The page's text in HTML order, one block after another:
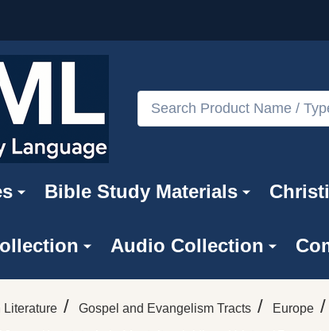
Search
Bible Study Materials
Audio Collection
Literature / Gospel and Evangelism Tracts / Europe /